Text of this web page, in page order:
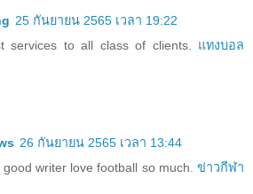
25 กันยายน 2565 เวลา 19:22
services to all class of clients. แทงบอล
26 กันยายน 2565 เวลา 13:44
writer love football so much. ข่าวกีฬา